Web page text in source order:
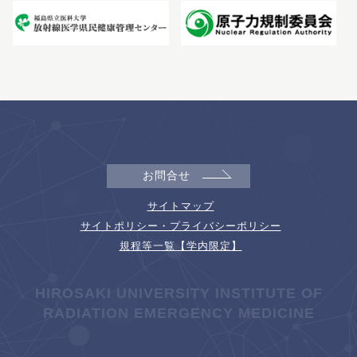
お問合せ
サイトマップ
サイトポリシー・プライバシーポリシー
規程等一覧【学内限定】
HIROSAKI UNIVERSITY INSTITUTE OF
RADIATION EMERGENCY MEDICINE